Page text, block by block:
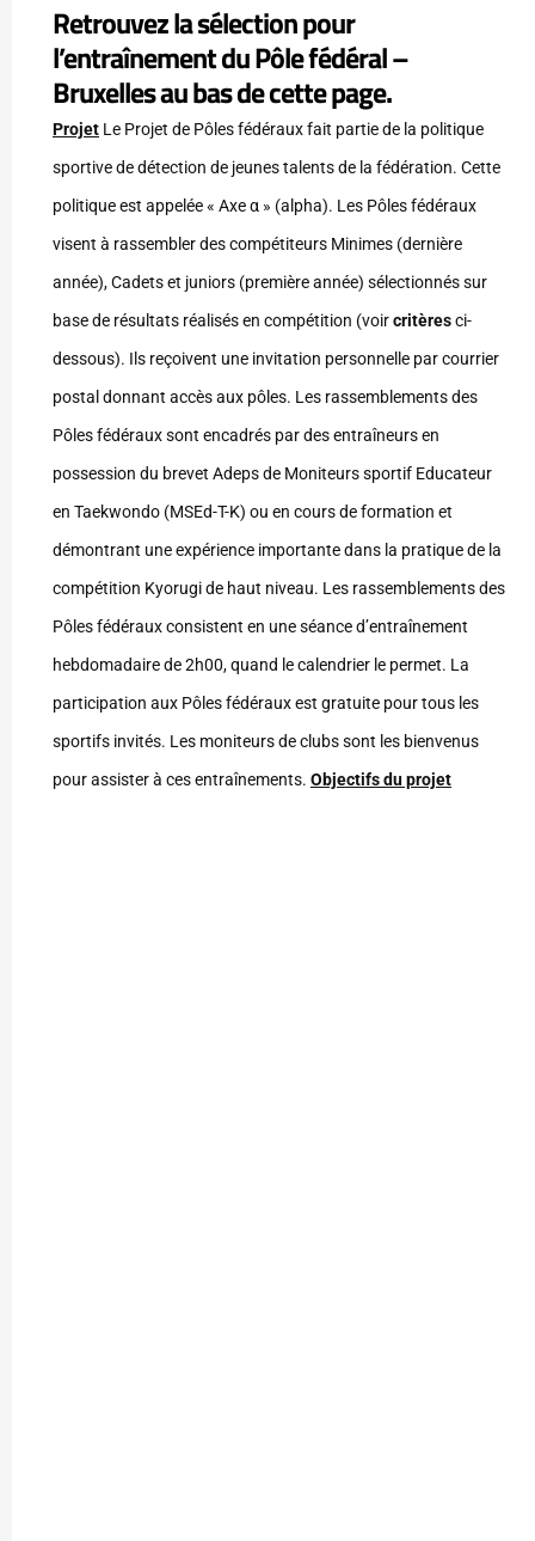
Retrouvez la sélection pour
l’entraînement du Pôle fédéral –
Bruxelles au bas de cette page.
Projet Le Projet de Pôles fédéraux fait partie de la politique
sportive de détection de jeunes talents de la fédération. Cette
politique est appelée « Axe α » (alpha). Les Pôles fédéraux
visent à rassembler des compétiteurs Minimes (dernière
année), Cadets et juniors (première année) sélectionnés sur
base de résultats réalisés en compétition (voircritèresci-
dessous). Ils reçoivent une invitation personnelle par courrier
postal donnant accès aux pôles. Les rassemblements des
Pôles fédéraux sont encadrés par des entraîneurs en
possession du brevet Adeps de Moniteurs sportif Educateur
en Taekwondo (MSEd-T-K) ou en cours de formation et
démontrant une expérience importante dans la pratique de la
compétition Kyorugi de haut niveau. Les rassemblements des
Pôles fédéraux consistent en une séance d’entraînement
hebdomadaire de 2h00, quand le calendrier le permet. La
participation aux Pôles fédéraux est gratuite pour tous les
sportifs invités. Les moniteurs de clubs sont les bienvenus
pour assister à ces entraînements. Objectifs du projet